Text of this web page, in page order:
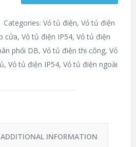
Categories: Vỏ tủ điện, Vỏ tủ điện
cửa, Vỏ tủ điện IP54, Vỏ tủ điện
phối DB, Vỏ tủ điện thi công, Vỏ
, Vỏ tủ điện IP54, Vỏ tủ điện ngoài
ADDITIONAL INFORMATION